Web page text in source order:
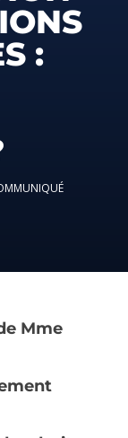
:
Mme